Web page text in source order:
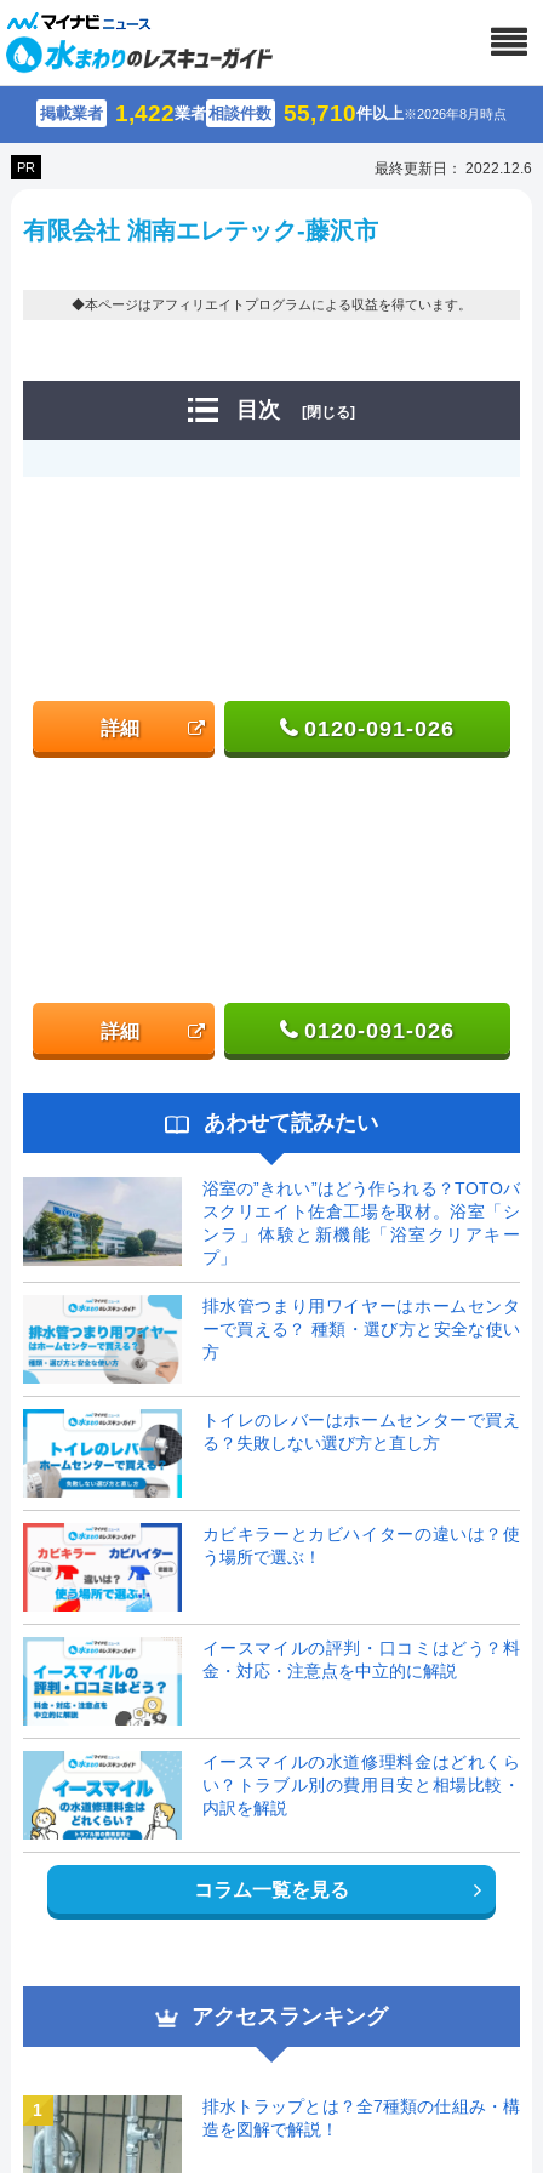
掲載業者 1,422業者相談件数 55,710件以上※2026年8月時点
PR 最終更新日： 2022.12.6
有限会社 湘南エレテック-藤沢市
◆本ページはアフィリエイトプログラムによる収益を得ています。
目次 [閉じる]
詳細 0120-091-026
詳細 0120-091-026
あわせて読みたい
浴室の”きれい”はどう作られる？TOTOバ
スクリエイト佐倉工場を取材。浴室「シ
ンラ」体験と新機能「浴室クリアキー
プ」
排水管つまり用ワイヤーはホームセンタ
ーで買える？ 種類・選び方と安全な使い
方
トイレのレバーはホームセンターで買え
る？失敗しない選び方と直し方
カビキラーとカビハイターの違いは？使
う場所で選ぶ！
イースマイルの評判・口コミはどう？料
金・対応・注意点を中立的に解説
イースマイルの水道修理料金はどれくら
い？トラブル別の費用目安と相場比較・
内訳を解説
コラム一覧を見る
アクセスランキング
1
排水トラップとは？全7種類の仕組み・構
造を図解で解説！